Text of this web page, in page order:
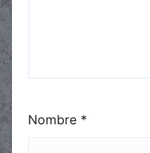
Nombre *